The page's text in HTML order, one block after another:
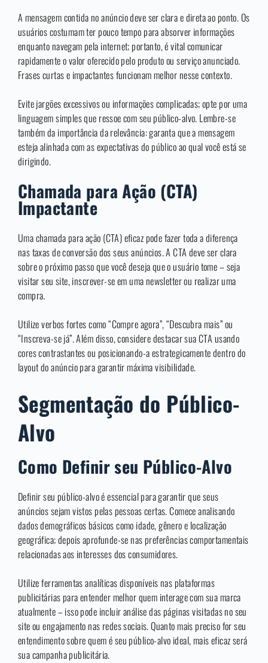
A mensagem contida no anúncio deve ser clara e direta ao ponto. Os
usuários costumam ter pouco tempo para absorver informações
enquanto navegam pela internet; portanto, é vital comunicar
rapidamente o valor oferecido pelo produto ou serviço anunciado.
Frases curtas e impactantes funcionam melhor nesse contexto.
Evite jargões excessivos ou informações complicadas; opte por uma
linguagem simples que ressoe com seu público-alvo. Lembre-se
também da importância da relevância: garanta que a mensagem
esteja alinhada com as expectativas do público ao qual você está se
dirigindo.
Chamada para Ação (CTA)
Impactante
Uma chamada para ação (CTA) eficaz pode fazer toda a diferença
nas taxas de conversão dos seus anúncios. A CTA deve ser clara
sobre o próximo passo que você deseja que o usuário tome – seja
visitar seu site, inscrever-se em uma newsletter ou realizar uma
compra.
Utilize verbos fortes como “Compre agora”, “Descubra mais” ou
“Inscreva-se já”. Além disso, considere destacar sua CTA usando
cores contrastantes ou posicionando-a estrategicamente dentro do
layout do anúncio para garantir máxima visibilidade.
Segmentação do Público-
Alvo
Como Definir seu Público-Alvo
Definir seu público-alvo é essencial para garantir que seus
anúncios sejam vistos pelas pessoas certas. Comece analisando
dados demográficos básicos como idade, gênero e localização
geográfica; depois aprofunde-se nas preferências comportamentais
relacionadas aos interesses dos consumidores.
Utilize ferramentas analíticas disponíveis nas plataformas
publicitárias para entender melhor quem interage com sua marca
atualmente – isso pode incluir análise das páginas visitadas no seu
site ou engajamento nas redes sociais. Quanto mais preciso for seu
entendimento sobre quem é seu público-alvo ideal, mais eficaz será
sua campanha publicitária.